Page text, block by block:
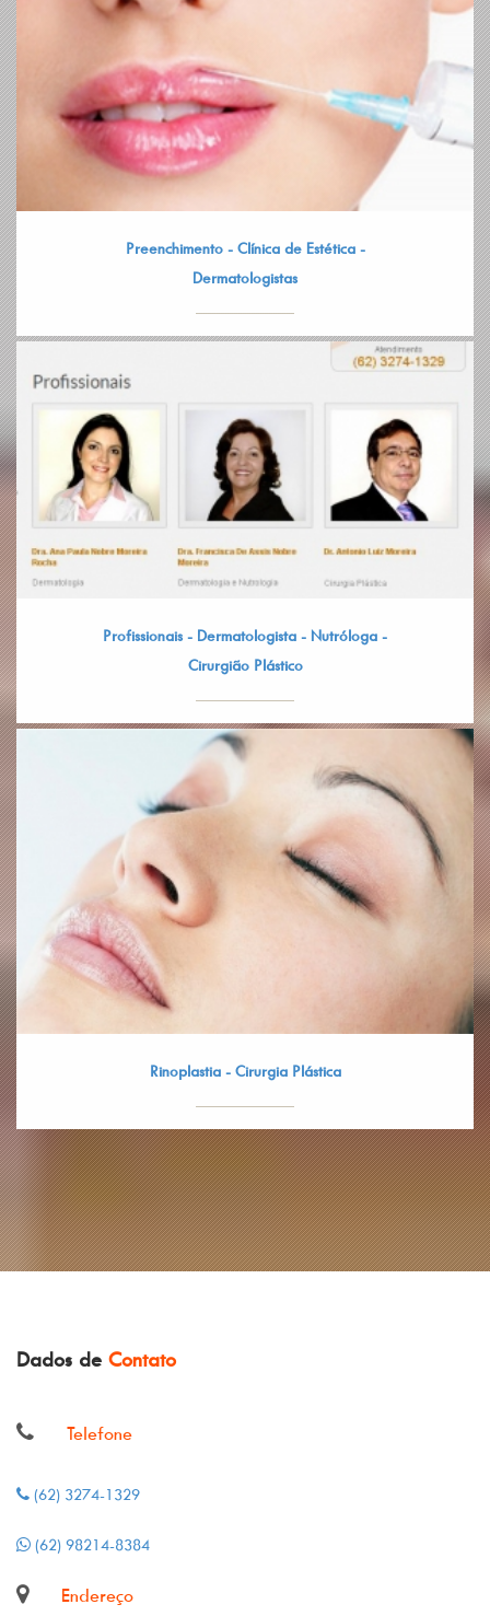
Preenchimento - Clínica de Estética -
Dermatologistas
Profissionais - Dermatologista - Nutróloga -
Cirurgião Plástico
Rinoplastia - Cirurgia Plástica
Dados de Contato
Telefone
(62) 3274-1329
(62) 98214-8384
Endereço